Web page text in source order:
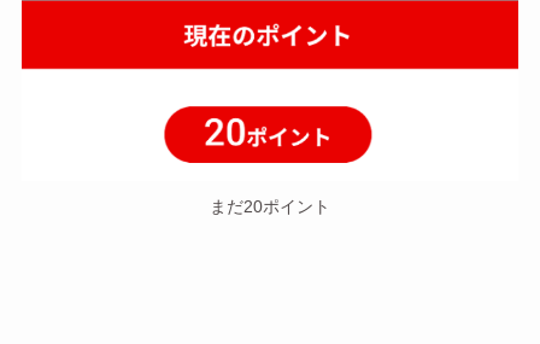
まだ20ポイント